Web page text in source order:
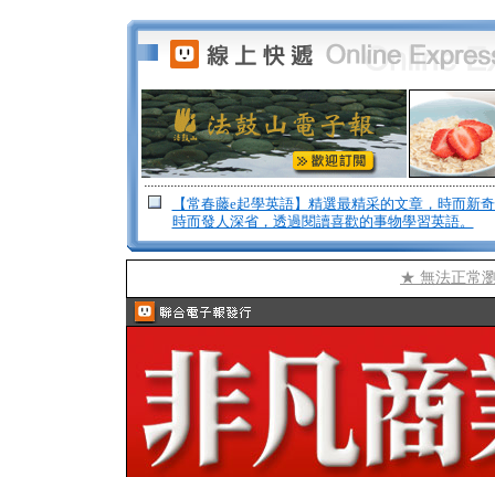
【常春藤e起學英語】精選最精采的文章，時而新
時而發人深省，透過閱讀喜歡的事物學習英語。
★ 無法正常